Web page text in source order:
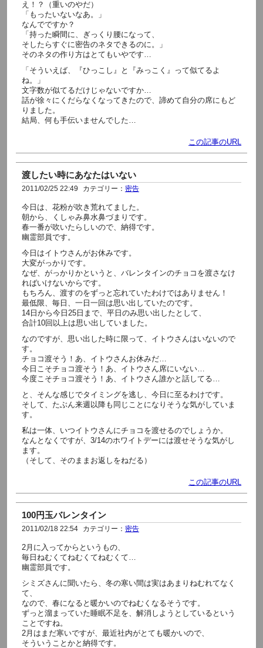
え！？（重いのやだ）
「もったいないなあ。」
なんでですか？
「持った瞬間に、ぎっくり腰になって、
そしたらすぐに密告のネタできるのに。」
そのネタの作り方はとてもいやです…
「そういえば、『ひっこし』と『みっこく』って似てるよ
ね。」
文字数が似てるだけじゃないですか…
話が徐々にくだらなくなってきたので、諦めて自分の席にもど
りました。
結局、何も手伝いませんでした…
この記事のURL
渡したい時にあなたはいない
2011/02/25 22:49 カテゴリー： 密告
今日は、花粉が吹き荒れてました。
朝から、くしゃみ鼻水鼻づまりです。
春一番が吹いたらしいので、納得です。
幽霊部員です。
今日はイトウさんがお休みです。
大変がっかりです。
なぜ、がっかりかというと、バレンタインのチョコを渡さなけ
ればいけないからです。
もちろん、渡すのをずっと忘れていたわけではありません！
最低限、毎日、一日一回は思い出していたのです。
14日から今日25日まで、平日のみ思い出したとして、
合計10回以上は思い出していました。
なのですが、思い出した時に限って、イトウさんはいないので
す。
チョコ渡そう！あ、イトウさんお休みだ…
今日こそチョコ渡そう！あ、イトウさん席にいない…
今度こそチョコ渡そう！あ、イトウさん誰かと話してる…
と、そんな感じでタイミングを逃し、今日に至るわけです。
そして、たぶん来週以降も同じことになりそうな気がしていま
す。
私は一体、いつイトウさんにチョコを渡せるのでしょうか。
なんとなくですが、3/14のホワイトデーには渡せそうな気がし
ます。
（そして、そのままお返しをねだる）
この記事のURL
100円玉バレンタイン
2011/02/18 22:54 カテゴリー： 密告
2月に入ってからというもの、
毎日ねむくてねむくてねむくて…
幽霊部員です。
シミズさんに聞いたら、冬の寒い間は実はあまりねむれてなく
て、
なので、春になると暖かいのでねむくなるそうです。
ずっと溜まっていた睡眠不足を、解消しようとしているという
ことですね。
2月はまだ寒いですが、最近社内がとても暖かいので、
そういうことかと納得です。